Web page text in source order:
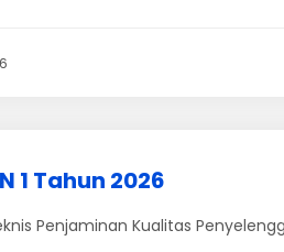
1 Tahun 2026
Penjaminan Kualitas